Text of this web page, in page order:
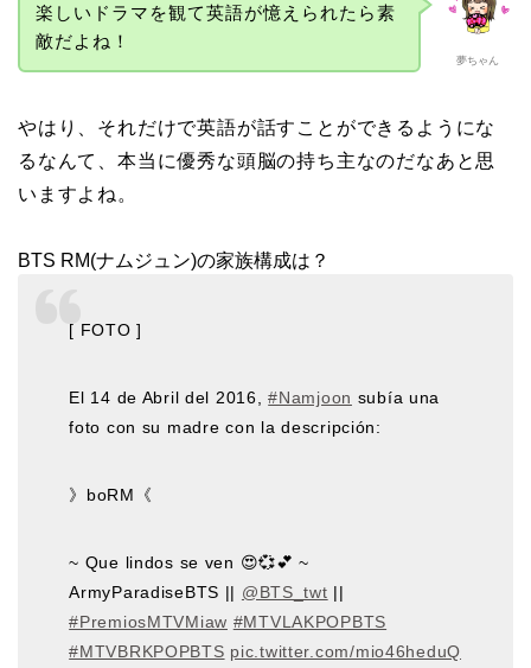
夢ちゃん
楽しいドラマを観て英語が憶えられたら素
敵だよね！
やはり、それだけで英語が話すことができるようにな
るなんて、本当に優秀な頭脳の持ち主なのだなあと思
いますよね。
BTS RM(ナムジュン)の家族構成は？
[ FOTO ]
El 14 de Abril del 2016,#Namjoon subía una
foto con su madre con la descripción:
》boRM《
~ Que lindos se ven 😍💞💕 ~
ArmyParadiseBTS || @BTS_twt ||
#PremiosMTVMiaw #MTVLAKPOPBTS
#MTVBRKPOPBTS pic.twitter.com/mio46heduQ